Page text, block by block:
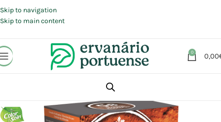
Skip to navigation
Skip to main content
0 0,00
Beleza | Cosmética | Higiene